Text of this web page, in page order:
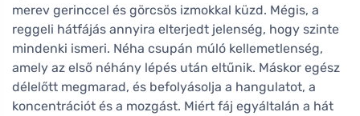
merev gerinccel és görcsös izmokkal küzd. Mégis, a
reggeli hátfájás annyira elterjedt jelenség, hogy szinte
mindenki ismeri. Néha csupán múló kellemetlenség,
amely az első néhány lépés után eltűnik. Máskor egész
délelőtt megmarad, és befolyásolja a hangulatot, a
koncentrációt és a mozgást. Miért fáj egyáltalán a hát